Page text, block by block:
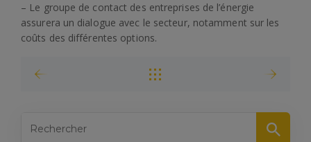
– Le groupe de contact des entreprises de l’énergie
assurera un dialogue avec le secteur, notamment sur les
coûts des différentes options.